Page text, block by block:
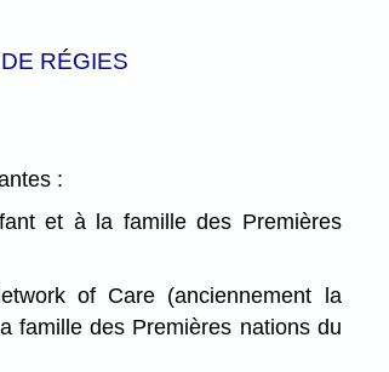
RÉGIES
:
et à la famille des Premières
of Care (anciennement la
famille des Premières nations du